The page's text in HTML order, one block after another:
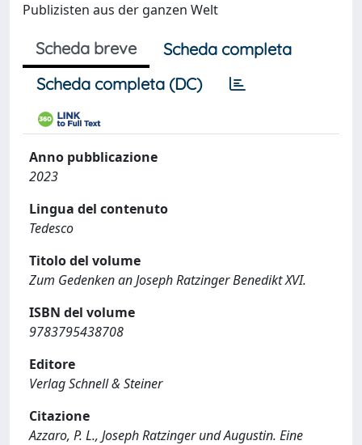
Publizisten aus der ganzen Welt
Scheda breve
Scheda completa
Scheda completa (DC)
Anno pubblicazione
2023
Lingua del contenuto
Tedesco
Titolo del volume
Zum Gedenken an Joseph Ratzinger Benedikt XVI.
ISBN del volume
9783795438708
Editore
Verlag Schnell & Steiner
Citazione
Azzaro, P. L., Joseph Ratzinger und Augustin. Eine